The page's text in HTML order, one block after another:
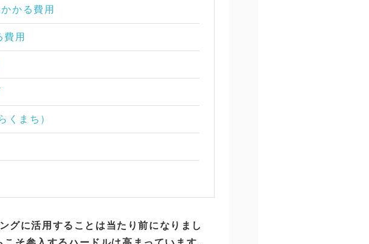
かる費用
用
くまち）
グに活用することは当たり前になりまし